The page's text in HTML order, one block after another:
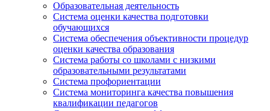
Образовательная деятельность
Система оценки качества подготовки
обучающихся
Система обеспечения объективности процедур
оценки качества образования
Система работы со школами с низкими
образовательными результатами
Система профориентации
Система мониторинга качества повышения
квалификации педагогов